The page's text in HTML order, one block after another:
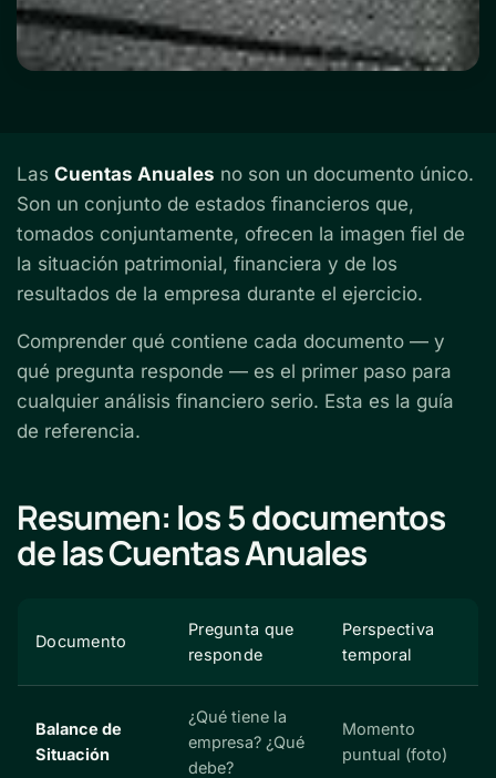
Las Cuentas Anuales no son un documento único.
Son un conjunto de estados financieros que,
tomados conjuntamente, ofrecen la imagen fiel de
la situación patrimonial, financiera y de los
resultados de la empresa durante el ejercicio.
Comprender qué contiene cada documento — y
qué pregunta responde — es el primer paso para
cualquier análisis financiero serio. Esta es la guía
de referencia.
Resumen: los 5 documentos
de las Cuentas Anuales
Documento
Pregunta que
responde
Perspectiva
temporal
Balance de
Situación
¿Qué tiene la
empresa? ¿Qué
debe?
Momento
puntual (foto)